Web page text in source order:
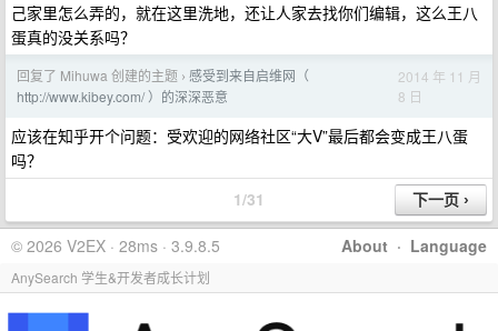
己家里怎么弄的，就在这里洗地，还让人家去找你们编辑，这么王八
蛋真的没关系吗？
回复了 Mihuwa 创建的主题 › 感受到来自启维网（
http://www.kibey.com/ ）的深深恶意
2014 年 11 月
8 日
应该在知乎开个问题：受欢迎的网络社区“大V”最后都会变成王八蛋
吗？
1/31
About · Language
© 2026 V2EX · 28ms · 3.9.8.5
AnySearch 学生&开发者成长计划